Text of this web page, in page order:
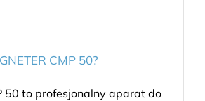
CMP 50?
50 to profesjonalny aparat do